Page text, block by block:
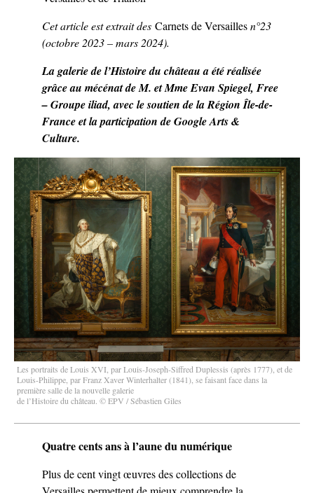
Cet article est extrait des Carnets de Versaillesn°23
(octobre 2023 – mars 2024).
La galerie de l’Histoire du château a été réalisée
grâce au mécénat de M. et Mme Evan Spiegel, Free
– Groupe iliad, avec le soutien de la Région Île-de-
France et la participation de Google Arts &
Culture.
Les portraits de Louis XVI, par Louis-Joseph-Siffred Duplessis (après 1777), et de
Louis-Philippe, par Franz Xaver Winterhalter (1841), se faisant face dans la
première salle de la nouvelle galerie
de l’Histoire du château. © EPV / Sébastien Giles
Quatre cents ans à l’aune du numérique
Plus de cent vingt œuvres des collections de